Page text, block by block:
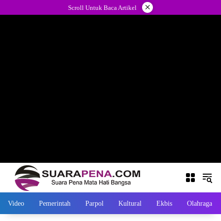
ke
Scroll Untuk Baca Artikel ×
Video Pemerintah Parpol Kultural Ekbis Olahraga